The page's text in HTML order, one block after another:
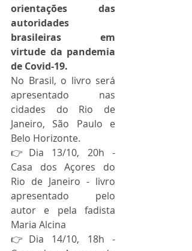
orientações das
autoridades
brasileiras em
virtude da pandemia
de Covid-19.
No Brasil, o livro será
apresentado nas
cidades do Rio de
Janeiro, São Paulo e
Belo Horizonte.
👉Dia 13/10, 20h -
Casa dos Açores do
Rio de Janeiro - livro
apresentado pelo
autor e pela fadista
Maria Alcina
👉Dia 14/10, 18h -